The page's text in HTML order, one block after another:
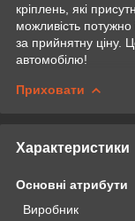
кріплень, які
можливість
за прийнятну ціну.
автомобілю!
Приховати
Характеристики
Основні атрибути
Виробник